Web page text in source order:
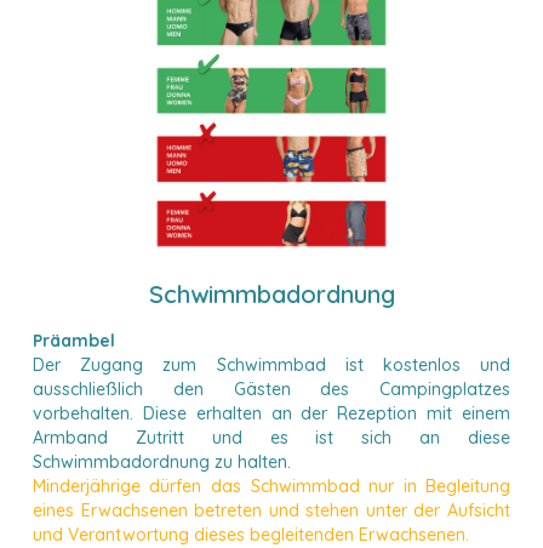
Schwimmbadordnung
Präambel
Der Zugang zum Schwimmbad ist kostenlos und
ausschließlich den Gästen des Campingplatzes
vorbehalten. Diese erhalten an der Rezeption mit einem
Armband Zutritt und es ist sich an diese
Schwimmbadordnung zu halten.
Minderjährige dürfen das Schwimmbad nur in Begleitung
eines Erwachsenen betreten und stehen unter der Aufsicht
und Verantwortung dieses begleitenden Erwachsenen.